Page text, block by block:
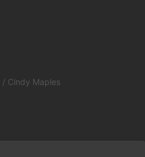
Cindy Maples